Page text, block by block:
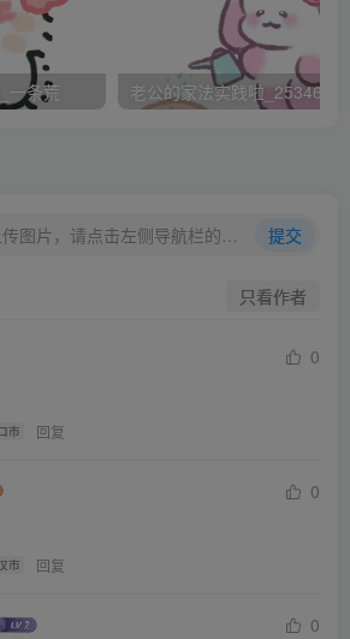
裂开的巨大，血已经流到了脚后跟，汇
成一小潭。而“凶器”木板早以沾满血
得鲜红。“张老师，第一部分已经完成
泪水交织，双唇布满血济，已然是自
个画面凄惨又暴虐。“张老师，下面开
走来，板子上还有水迹和没洗干净的
，直到把这丝袜抽烂，今天的惩罚就
下张老师的黑丝，染满鲜血的黑丝连带
承受着剧痛面目又是一阵无语伦比的
丝瞬间被张柔的大屁股鲜血染红，扩散
丝比黑丝颜色浅，使得鲜血更加鲜
。李楠微微一笑，高高举起了手中的
一条荒 老公的家法实践啦
欢迎评论！若上传图片，请点击左侧导航栏的图床工具，获取图片链接。 提交
只看作者
0
市 回复
0
市 回复
0